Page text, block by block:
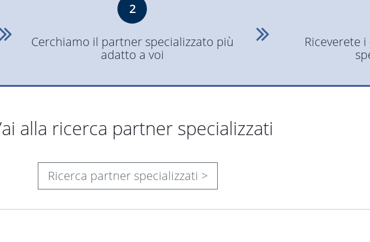
2
Cerchiamo il partner specializzato più
adatto a voi
Riceverete
alla ricerca partner specializzati
Ricerca partner specializzati >